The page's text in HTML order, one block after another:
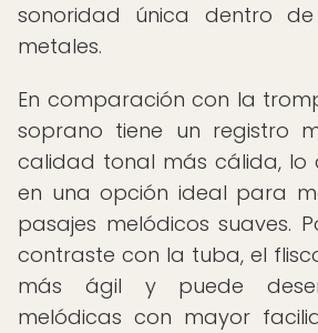
sonoridad única dentro
metales.
En comparación con la
soprano tiene un registro
calidad tonal más cálida, lo
en una opción ideal para
pasajes melódicos suaves.
contraste con la tuba, el
más ágil y puede
melódicas con mayor